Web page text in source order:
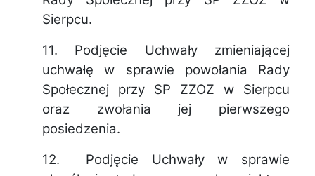
Sierpcu.
11. Podjęcie Uchwały zmieniającej
uchwałę w sprawie powołania Rady
Społecznej przy SP ZZOZ w Sierpcu
oraz zwołania jej pierwszego
posiedzenia.
12.
Podjęcie Uchwały w sprawie